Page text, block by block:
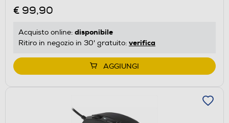
€ 99,90
Acquisto online: disponibile
Ritiro in negozio in 30' gratuito: verifica
AGGIUNGI